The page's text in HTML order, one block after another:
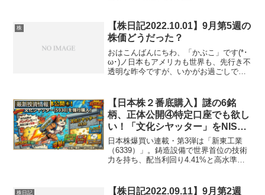
株
【株日記2022.10.01】9月第5週の
株価どうだった？
おはこんばんにちわ、「かぶこ」です(*･
ω･)ノ日本もアメリカも世界も、先行き不
透明な昨今ですが、いかがお過ごしでし
動】144.74円（先週143.34円）先週の
為...
最新投資情報
【日本株２番底購入】謎の6銘
柄、正体公開④特定口座でも欲し
い！「文化シヤッター」をNISA
枠超えで強行購入した理由と窓埋
め戦略
日本株爆買い連載・第3弾は「新東工業
（6339）」。鋳造設備で世界首位の技術
力を持ち、配当利回り4.41%と高水準。
で叩き売られた渋い実力派銘柄を、夫婦
株日記
【株日記2022.09.11】9月第2週